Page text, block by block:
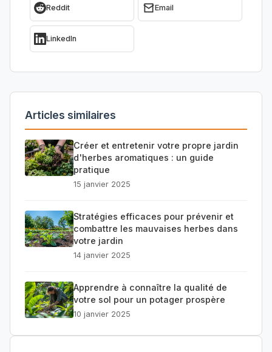
Reddit Email
LinkedIn
Articles similaires
Créer et entretenir votre propre jardin
d'herbes aromatiques : un guide
pratique
15 janvier 2025
Stratégies efficaces pour prévenir et
combattre les mauvaises herbes dans
votre jardin
14 janvier 2025
Apprendre à connaître la qualité de
votre sol pour un potager prospère
10 janvier 2025